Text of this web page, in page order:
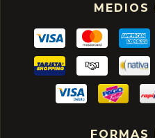
MEDIOS
FORMAS